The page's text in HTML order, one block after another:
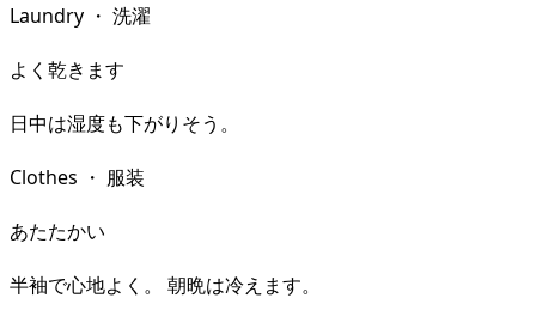
Laundry ・ 洗濯
よく乾きます
日中は湿度も下がりそう。
Clothes ・ 服装
あたたかい
半袖で心地よく。 朝晩は冷えます。